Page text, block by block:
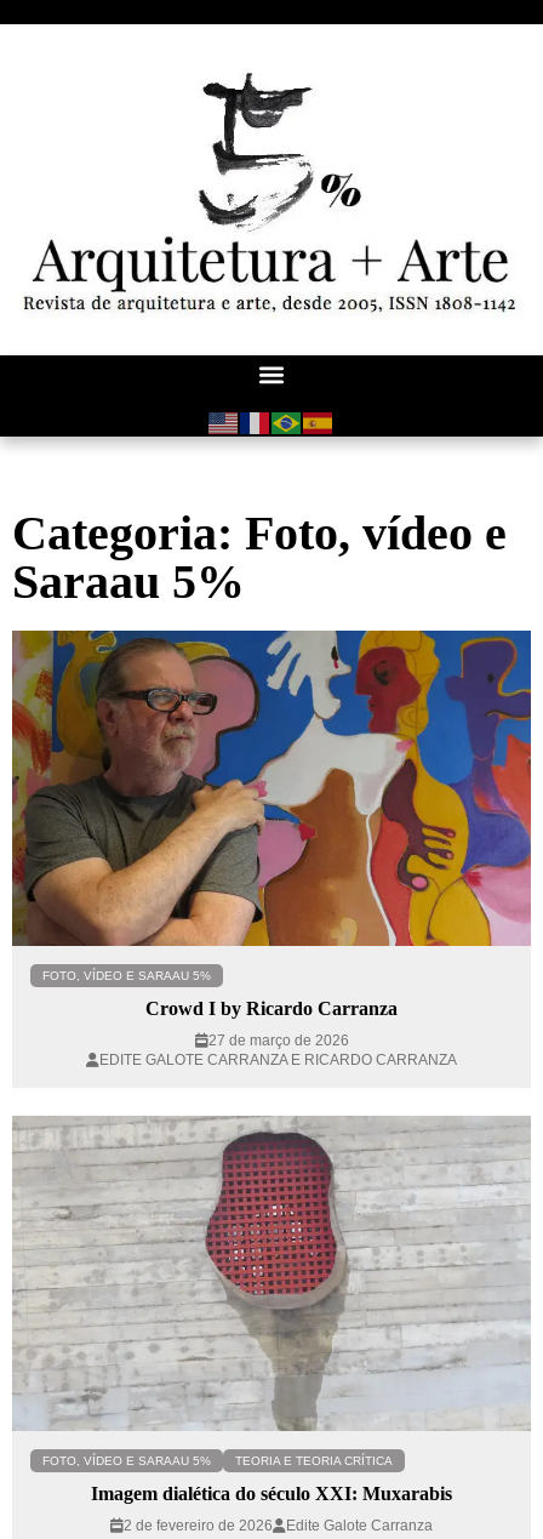
Categoria: Foto, vídeo e
Saraau 5%
FOTO, VÍDEO E SARAAU 5%
Crowd I by Ricardo Carranza
27 de março de 2026
EDITE GALOTE CARRANZA E RICARDO CARRANZA
FOTO, VÍDEO E SARAAU 5% TEORIA E TEORIA CRÍTICA
Imagem dialética do século XXI: Muxarabis
2 de fevereiro de 2026 Edite Galote Carranza